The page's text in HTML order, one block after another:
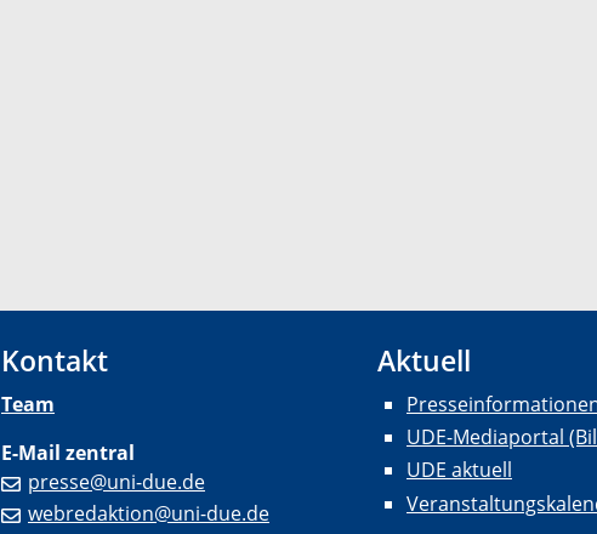
Kontakt
Team
E-Mail zentral
presse@uni-due.de
webredaktion@uni-due.de
Aktuell
UDE-Mediaportal
UDE aktuell